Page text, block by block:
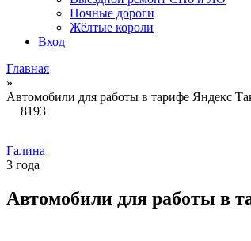
Ночные дороги
Жёлтые короли
Вход
Главная
»
Автомобили для работы в тарифе Яндекс
8193
Галина
3 года
Автомобили для работы в